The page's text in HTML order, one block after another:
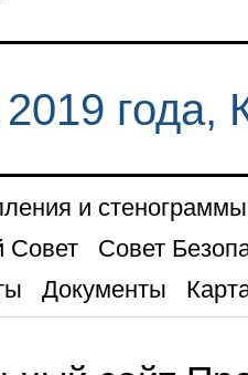
2019 года,
и стенограммы
Совет
Совет
Документы